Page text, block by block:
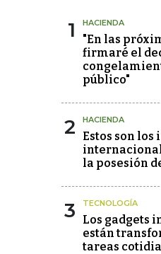
1 HACIENDA
"En las
firmaré el
público"
2 HACIENDA
Estos son los
la posesión
3 TECNOLOGÍA
Los gadgets
están
tareas